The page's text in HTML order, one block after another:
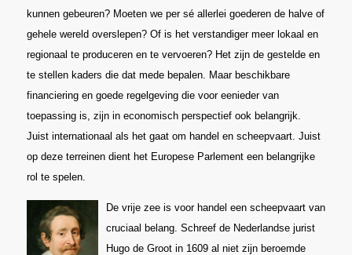
kunnen gebeuren? Moeten we per sé allerlei goederen de halve of
gehele wereld overslepen? Of is het verstandiger meer lokaal en
regionaal te produceren en te vervoeren? Het zijn de gestelde en
te stellen kaders die dat mede bepalen. Maar beschikbare
financiering en goede regelgeving die voor eenieder van
toepassing is, zijn in economisch perspectief ook belangrijk.
Juist internationaal als het gaat om handel en scheepvaart. Juist
op deze terreinen dient het Europese Parlement een belangrijke
rol te spelen.
De vrije zee is voor handel een scheepvaart van
cruciaal belang. Schreef de Nederlandse jurist
Hugo de Groot in 1609 al niet zijn beroemde